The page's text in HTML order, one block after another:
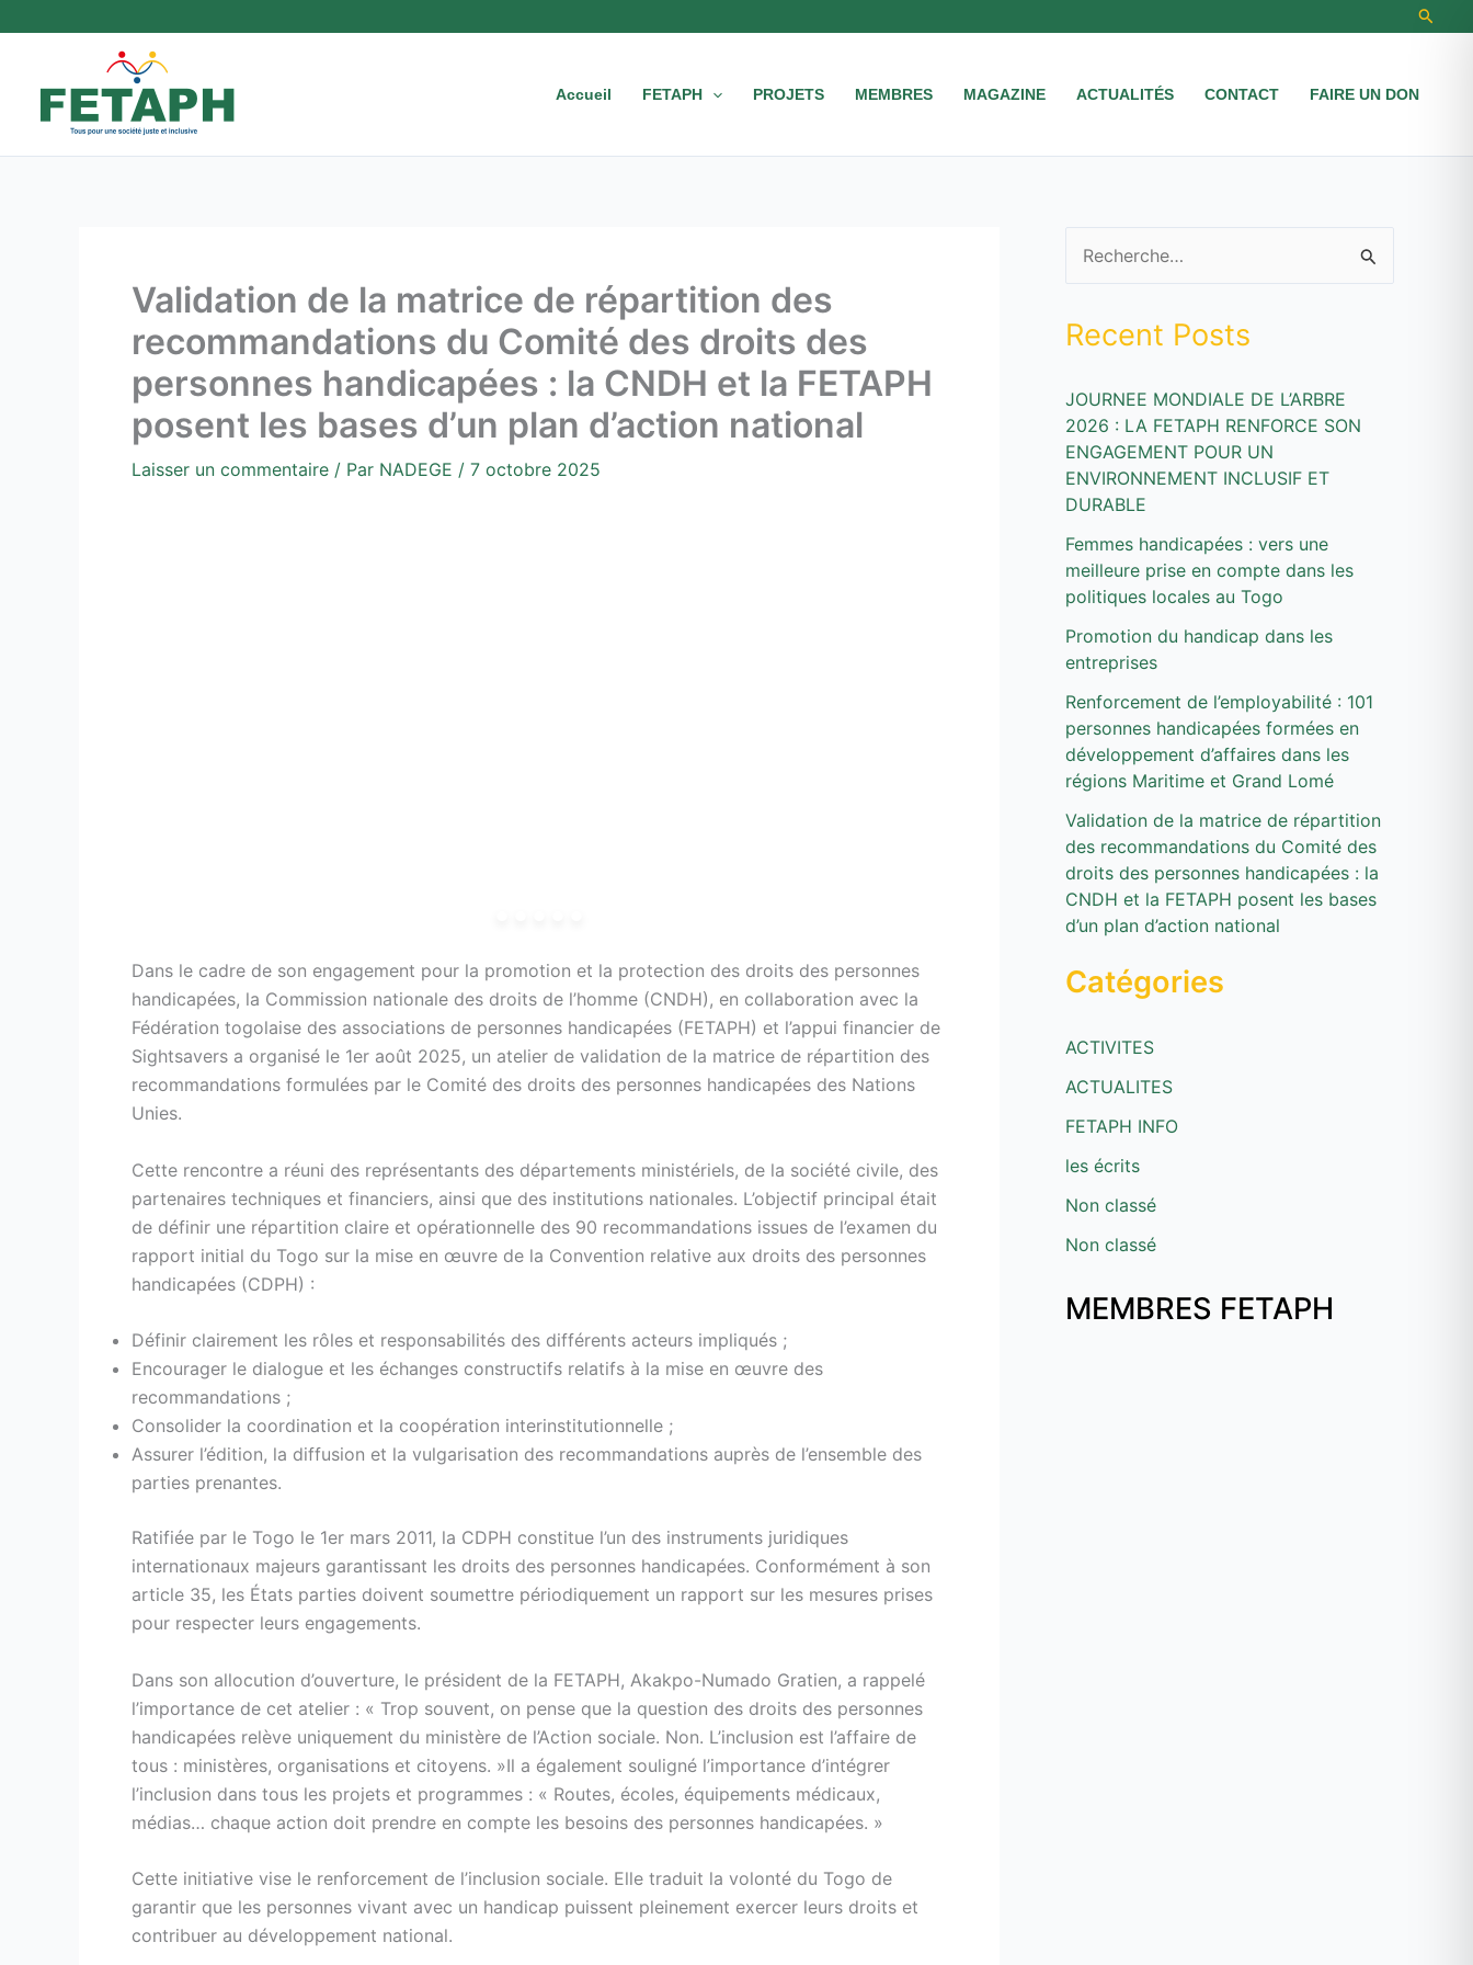
Accueil FETAPH PROJETS MEMBRES MAGAZINE ACTUALITÉS CONTACT FAIRE UN DON
Validation de la matrice de répartition des
recommandations du Comité des droits des
personnes handicapées : la CNDH et la FETAPH
posent les bases d’un plan d’action national
Laisser un commentaire / Par NADEGE / 7 octobre 2025
Dans le cadre de son engagement pour la promotion et la protection des droits des personnes
handicapées, la Commission nationale des droits de l’homme (CNDH), en collaboration avec la
Fédération togolaise des associations de personnes handicapées (FETAPH) et l’appui financier de
Sightsavers a organisé le 1er août 2025, un atelier de validation de la matrice de répartition des
recommandations formulées par le Comité des droits des personnes handicapées des Nations
Unies.
Cette rencontre a réuni des représentants des départements ministériels, de la société civile, des
partenaires techniques et financiers, ainsi que des institutions nationales. L’objectif principal était
de définir une répartition claire et opérationnelle des 90 recommandations issues de l’examen du
rapport initial du Togo sur la mise en œuvre de la Convention relative aux droits des personnes
handicapées (CDPH) :
Définir clairement les rôles et responsabilités des différents acteurs impliqués ;
Encourager le dialogue et les échanges constructifs relatifs à la mise en œuvre des
recommandations ;
Consolider la coordination et la coopération interinstitutionnelle ;
Assurer l’édition, la diffusion et la vulgarisation des recommandations auprès de l’ensemble des
parties prenantes.
Ratifiée par le Togo le 1er mars 2011, la CDPH constitue l’un des instruments juridiques
internationaux majeurs garantissant les droits des personnes handicapées. Conformément à son
article 35, les États parties doivent soumettre périodiquement un rapport sur les mesures prises
pour respecter leurs engagements.
Dans son allocution d’ouverture, le président de la FETAPH, Akakpo-Numado Gratien, a rappelé
l’importance de cet atelier : « Trop souvent, on pense que la question des droits des personnes
handicapées relève uniquement du ministère de l’Action sociale. Non. L’inclusion est l’affaire de
tous : ministères, organisations et citoyens. »Il a également souligné l’importance d’intégrer
l’inclusion dans tous les projets et programmes : « Routes, écoles, équipements médicaux,
médias… chaque action doit prendre en compte les besoins des personnes handicapées. »
Cette initiative vise le renforcement de l’inclusion sociale. Elle traduit la volonté du Togo de
garantir que les personnes vivant avec un handicap puissent pleinement exercer leurs droits et
contribuer au développement national.
c
e
r
c
h
e
r
:
Recent Posts
JOURNEE MONDIALE DE L’ARBRE
2026 : LA FETAPH RENFORCE SON
ENGAGEMENT POUR UN
ENVIRONNEMENT INCLUSIF ET
DURABLE
Femmes handicapées : vers une
meilleure prise en compte dans les
politiques locales au Togo
Promotion du handicap dans les
entreprises
Renforcement de l’employabilité : 101
personnes handicapées formées en
développement d’affaires dans les
régions Maritime et Grand Lomé
Validation de la matrice de répartition
des recommandations du Comité des
droits des personnes handicapées : la
CNDH et la FETAPH posent les bases
d’un plan d’action national
Catégories
ACTIVITES
ACTUALITES
FETAPH INFO
les écrits
Non classé
Non classé
MEMBRES FETAPH